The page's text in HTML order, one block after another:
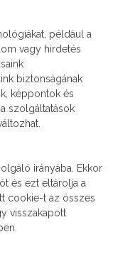
például a
vagy hirdetés
biztonságának
képpontok és
szolgáltatások
irányába. Ekkor
és ezt eltárolja a
cookie-t az összes
visszakapott